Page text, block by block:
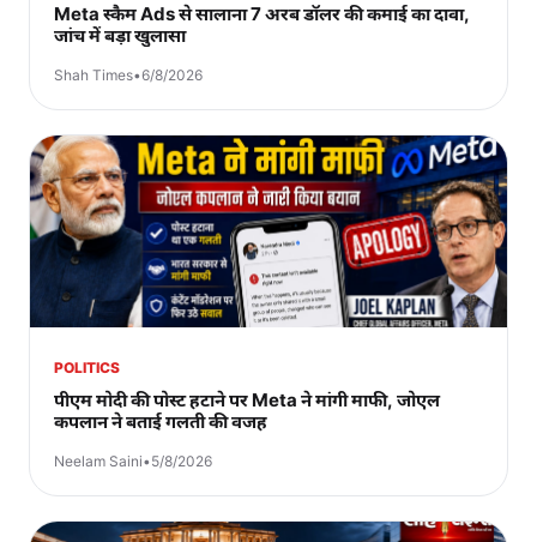
Meta स्कैम Ads से सालाना 7 अरब डॉलर की कमाई का दावा,
जांच में बड़ा खुलासा
Shah Times•6/8/2026
POLITICS
पीएम मोदी की पोस्ट हटाने पर Meta ने मांगी माफी, जोएल
कपलान ने बताई गलती की वजह
Neelam Saini•5/8/2026